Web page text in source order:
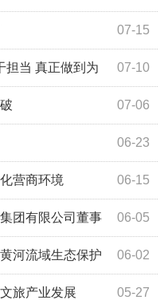
07-15
07-10
担当 真正做到为
07-06
06-23
06-15
营商环境
06-05
团有限公司董事
06-02
河流域生态保护
在西宁召开 05-27
旅产业发展